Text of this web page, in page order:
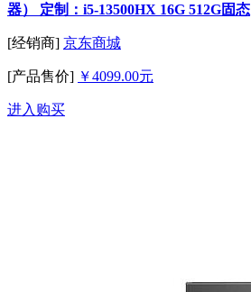
器） 定制：i5-13500HX 16G 512G固态
[经销商] 京东商城
[产品售价] ￥4099.00元
进入购买